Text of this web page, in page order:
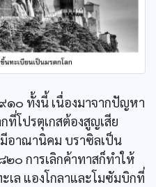
๑๐ ทั้งนี้ เนื่องมาจากปัญหา
ที่โปรตุเกสต้องสูญเสีย
อาณานิคม บราซิลเป็น
๐ การเลิกค้าทาสก็ทำให้
เล แองโกลาและโมซัมบิกที่